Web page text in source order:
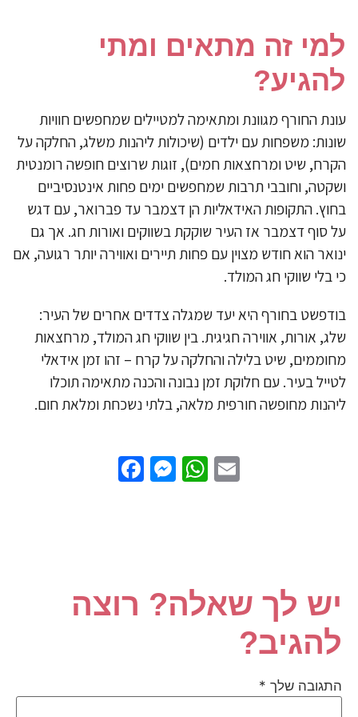
זה מתאים ומתי
החורף מגוונת ומתאימה למטיילים שמחפשים חוויות
משפחות עם ילדים (שיכולות ליהנות משלג, החלקה על
שיט ומרחצאות חמים), זוגות שרוצים חופשה רומנטית
וחובבי תרבות שמחפשים ימים פחות אינטנסיביים
התקופות האידאליות הן דצמבר עד פברואר, עם דגש
סוף דצמבר אז העיר שוקקת בשווקים ואורות חג. אך גם
הוא חודש מצוין עם פחות תיירים ואווירה יותר רגועה, אם
בלי שווקי חג המולד.
בחורף היא יעד שמגלה צדדים אחרים של העיר:
אורות, אווירה חגיגית. בין שווקי חג המולד, מרחצאות
שיט בלילה והחלקה על קרח – זהו זמן אידאלי
בעיר. עם חלוקת זמן נבונה והכנה מתאימה תוכלו
מחופשה חורפית מלאה, בלתי נשכחת ומלאת חום.
Email
WhatsApp
Messenger
Facebook
לך שאלה? רוצה
שלך*